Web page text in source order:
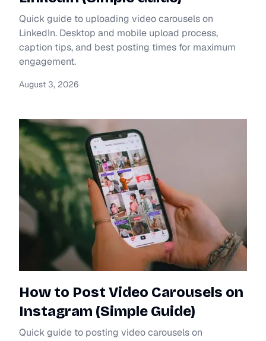
Quick guide to uploading video carousels on
LinkedIn. Desktop and mobile upload process,
caption tips, and best posting times for maximum
engagement.
August 3, 2026
How to Post Video Carousels on
Instagram (Simple Guide)
Quick guide to posting video carousels on